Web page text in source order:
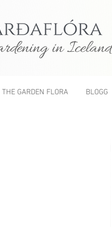
in Iceland
THE GARDEN FLORA BLOGG